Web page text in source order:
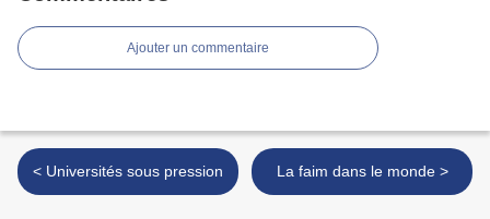
Ajouter un commentaire
< Universités sous pression La faim dans le monde >